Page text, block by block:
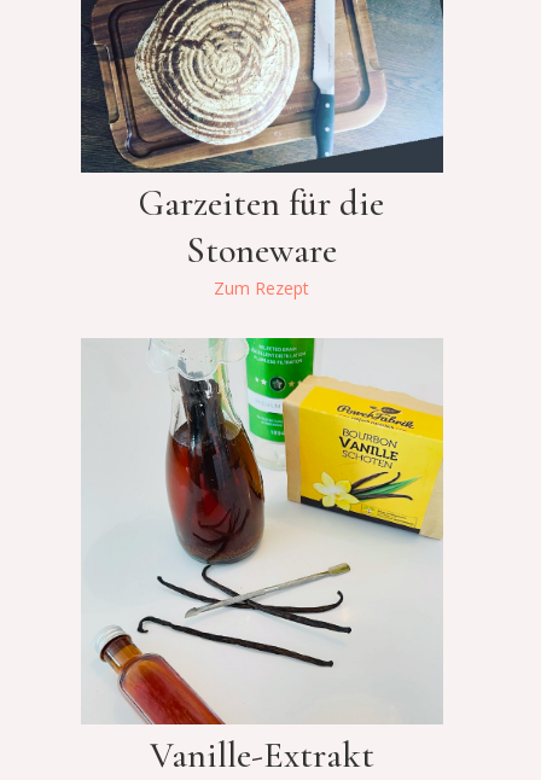
Garzeiten für die
Stoneware
Zum Rezept
Vanille-Extrakt